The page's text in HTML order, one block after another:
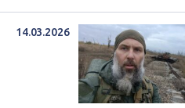
Херсонщины
похищением,
людей и про
войне в Украине.
14.03.2026